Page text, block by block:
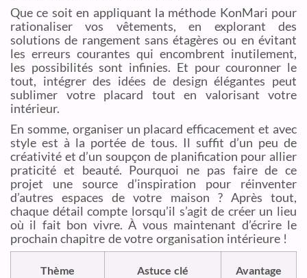
Que ce soit en appliquant la méthode KonMari pour
rationaliser vos vêtements, en explorant des
solutions de rangement sans étagères ou en évitant
les erreurs courantes qui encombrent inutilement,
les possibilités sont infinies. Et pour couronner le
tout, intégrer des idées de design élégantes peut
sublimer votre placard tout en valorisant votre
intérieur.
En somme, organiser un placard efficacement et avec
style est à la portée de tous. Il suffit d’un peu de
créativité et d’un soupçon de planification pour allier
praticité et beauté. Pourquoi ne pas faire de ce
projet une source d’inspiration pour réinventer
d’autres espaces de votre maison ? Après tout,
chaque détail compte lorsqu’il s’agit de créer un lieu
où il fait bon vivre. À vous maintenant d’écrire le
prochain chapitre de votre organisation intérieure !
Thème Astuce clé Avantage